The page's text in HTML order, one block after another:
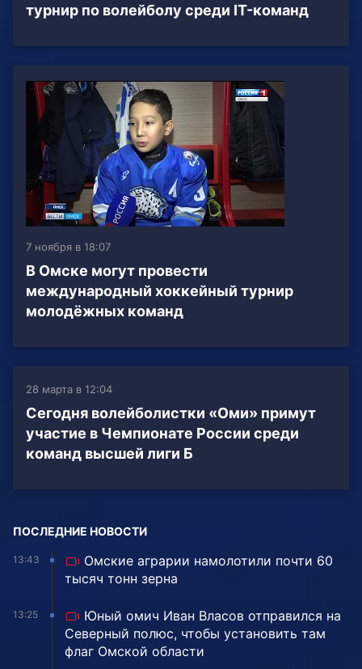
турнир по волейболу среди IT-команд
7 ноября в 18:07
В Омске могут провести
международный хоккейный турнир
молодёжных команд
28 марта в 12:04
Сегодня волейболистки «Оми» примут
участие в Чемпионате России среди
команд высшей лиги Б
ПОСЛЕДНИЕ НОВОСТИ
13:43
Омские аграрии намолотили почти 60
тысяч тонн зерна
13:25
Юный омич Иван Власов отправился на
Северный полюс, чтобы установить там
флаг Омской области